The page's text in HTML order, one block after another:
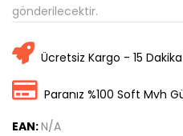
gönderilecektir.
Ücretsiz Kargo - 15
Paranız %100 Soft Mvh
EAN:N/A